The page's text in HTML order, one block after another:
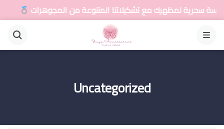
لمظهرك مع تشكيلاتنا المتنوعة من المجوهرات
القائمة
Uncategorized